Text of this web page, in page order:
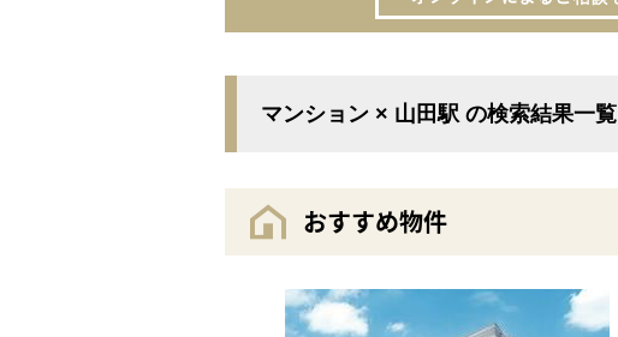
マンション × 山田駅 の検索結果一覧
おすすめ物件